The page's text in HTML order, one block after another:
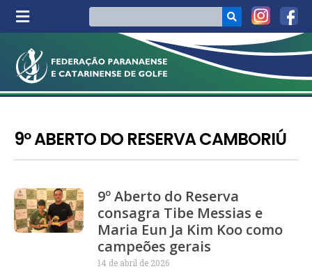
9º ABERTO DO RESERVA CAMBORIÚ
9º Aberto do Reserva
consagra Tibe Messias e
Maria Eun Ja Kim Koo como
campeões gerais
14 de abril de 2026